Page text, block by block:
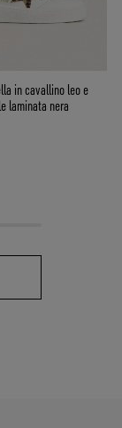
in cavallino leo e
laminata nera